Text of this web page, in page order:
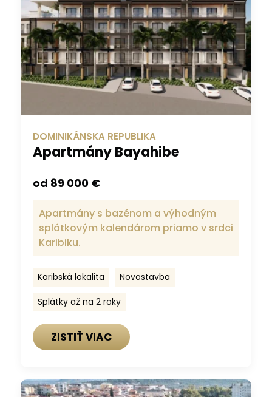
DOMINIKÁNSKA REPUBLIKA
Apartmány Bayahibe
od 89 000 €
Apartmány s bazénom a výhodným
splátkovým kalendárom priamo v srdci
Karibiku.
Karibská lokalita Novostavba
Splátky až na 2 roky
ZISTIŤ VIAC